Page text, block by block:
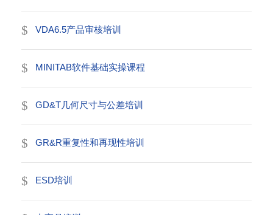
VDA6.5产品审核培训
MINITAB软件基础实操课程
GD&T几何尺寸与公差培训
GR&R重复性和再现性培训
ESD培训